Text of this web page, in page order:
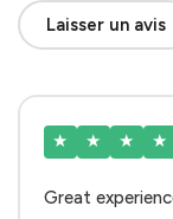
Laisser un avis
★ ★ ★ ★
Great